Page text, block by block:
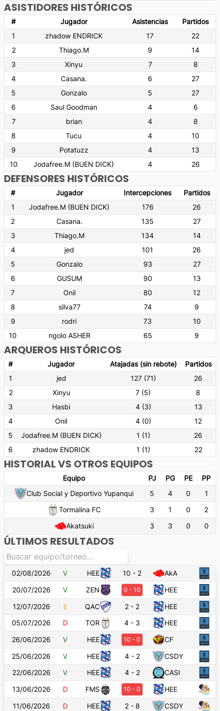
ASISTIDORES HISTÓRICOS
# Jugador Asistencias
Partidos
1
zhadow ENDRICK 17
22
2
Thiago.M 9
14
3
Xinyu 7
8
4
Casana. 6
27
5
Gonzalo 5
27
6
Saul Goodman 4
6
7
brian 4
8
8
Tucu 4
10
9
Potatuzz 4
13
10
Jodafree.M (BUEN DICK) 4 26
DEFENSORES HISTÓRICOS
# Jugador Intercepciones
Partidos
1
Jodafree.M (BUEN DICK) 176
26
2
Casana. 135
27
3
Thiago.M 134
14
4
jed 101
26
5
Gonzalo 93
27
6
GUSUM 90
13
7
Onil 80
12
8
silva77 74
9
9
rodri 73
10
10
ngolo ASHER 65 9
ARQUEROS HISTÓRICOS
# Jugador Atajadas (sin rebote)
Partidos
1
jed 127(71)
26
2
Xinyu 7 (5)
8
3
Hasbi 4(3)
13
4
Onil 4(0)
12
5
Jodafree.M (BUEN DICK) 1 (1)
26
6
zhadow ENDRICK 1 (1) 22
HISTORIAL VS OTROS EQUIPOS
Equipo PJ PG PE
PP
Club Social y Deportivo Yupanqui
5 4 0
1
Tormalina FC
3 1 0
2
Akatsuki
3 3 0 0
ÚLTIMOS RESULTADOS
02/08/2026 V HEE 10 - 2
AkA
20/07/2026
V ZEN 0 - 10
HEE
12/07/2026
E QAC 2 - 2
HEE
05/07/2026
D TOR 4 - 3
HEE
26/06/2026
V HEE 10 - 0
CF
25/06/2026
V HEE 4- 2
CSDY
22/06/2026
V HEE 4- 2
CASI
13/06/2026
D FMS 10 - 0
HEE
11/06/2026
D HEE 2- 8 CSDY